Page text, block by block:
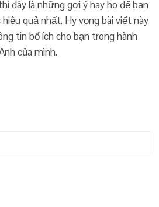
đây là những gợi ý hay ho để bạn
quả nhất. Hy vọng bài viết này
tin bổ ích cho bạn trong hành
của mình.